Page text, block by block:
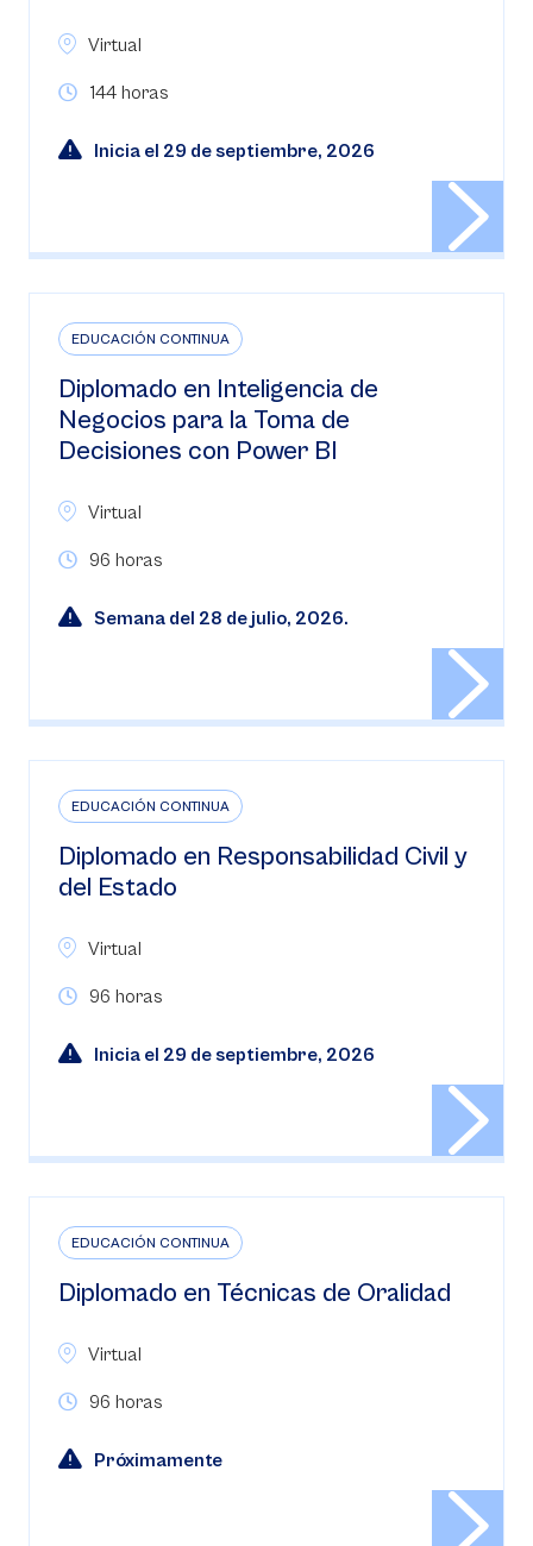
Virtual
144 horas
Inicia el 29 de septiembre, 2026
EDUCACIÓN CONTINUA
Diplomado en Inteligencia de
Negocios para la Toma de
Decisiones con Power BI
Virtual
96 horas
Semana del 28 de julio, 2026.
EDUCACIÓN CONTINUA
Diplomado en Responsabilidad Civil y
del Estado
Virtual
96 horas
Inicia el 29 de septiembre, 2026
EDUCACIÓN CONTINUA
Diplomado en Técnicas de Oralidad
Virtual
96 horas
Próximamente